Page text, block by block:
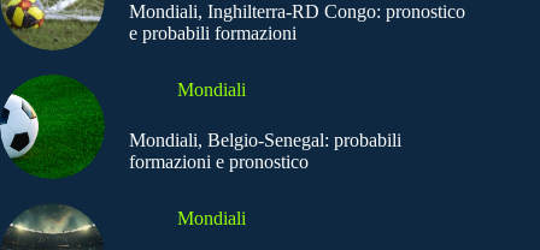
Mondiali, Inghilterra-RD Congo: pronostico
e probabili formazioni
Mondiali
Mondiali, Belgio-Senegal: probabili
formazioni e pronostico
Mondiali